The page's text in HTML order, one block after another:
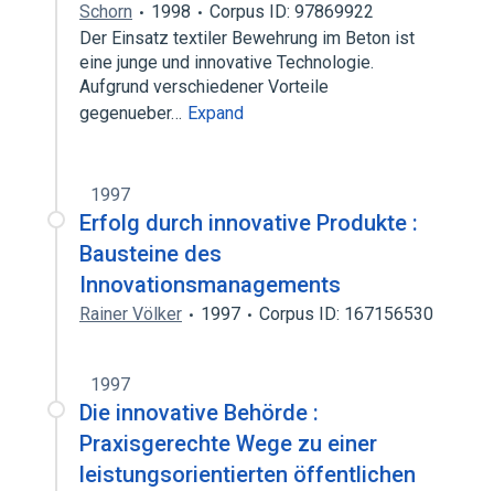
Schorn
1998
Corpus ID: 97869922
Der Einsatz textiler Bewehrung im Beton ist
eine junge und innovative Technologie.
Aufgrund verschiedener Vorteile
gegenueber… Expand
1997
Erfolg durch innovative Produkte :
Bausteine des
Innovationsmanagements
Rainer Völker 1997 Corpus ID: 167156530
1997
Die innovative Behörde :
Praxisgerechte Wege zu einer
leistungsorientierten öffentlichen